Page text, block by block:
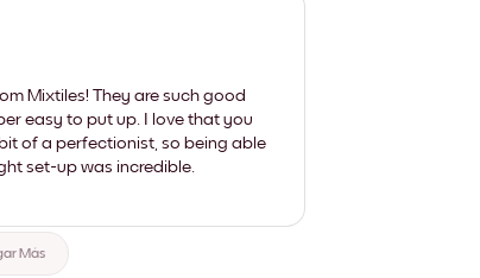
Mixtiles! They are such good
easy to put up. I love that you
of a perfectionist, so being able
set-up was incredible.
Más